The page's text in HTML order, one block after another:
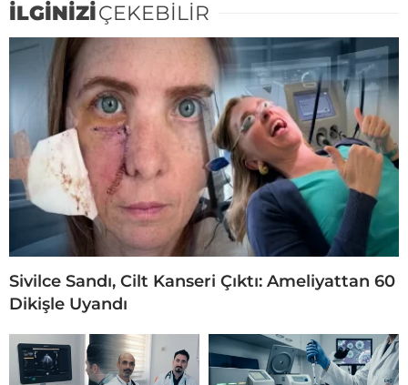
İLGİNİZİÇEKEBİLİR
Sivilce Sandı, Cilt Kanseri Çıktı: Ameliyattan 60
Dikişle Uyandı